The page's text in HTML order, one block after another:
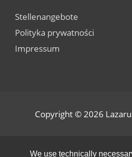
Stellenangebote
Polityka prywatności
Impressum
Copyright © 2026
We use technically